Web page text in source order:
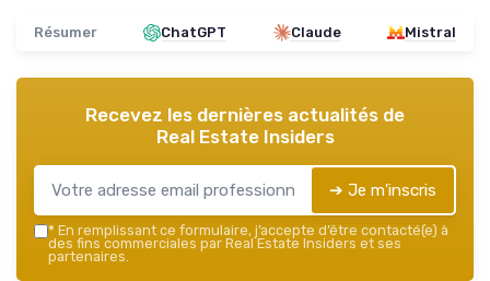
Résumer ChatGPT Claude Mistral
Recevez les dernières actualités de
Real Estate Insiders
➔ Je m'inscris
* En remplissant ce formulaire, j’accepte d’être contacté(e) à
des fins commerciales par Real Estate Insiders et ses
partenaires.